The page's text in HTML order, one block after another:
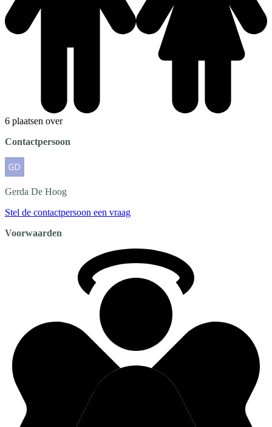
6 plaatsen over
Contactpersoon
Gerda De Hoog
Stel de contactpersoon een vraag
Voorwaarden